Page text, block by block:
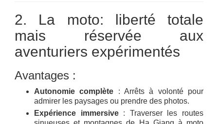
2. La moto: liberté totale
mais réservée aux
aventuriers expérimentés
Avantages :
Autonomie complète : Arrêts à volonté pour
admirer les paysages ou prendre des photos.
Expérience immersive: Traverser les routes